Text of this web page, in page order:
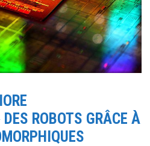
ROBOTS GRÂCE À